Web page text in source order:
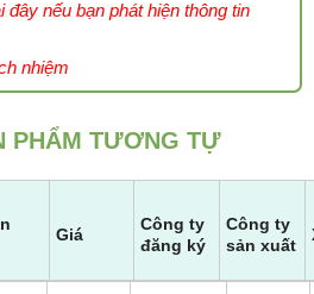
đây nếu bạn phát hiện thông tin
nhiệm
PHẨM TƯƠNG TỰ
Giá
Công ty
đăng ký
Công ty
sản xuất